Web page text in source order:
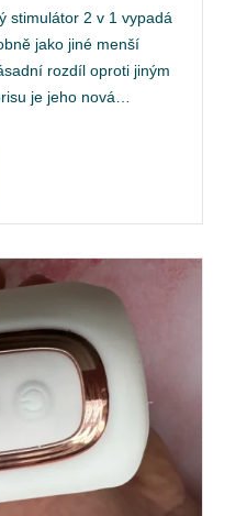
stimulátor 2 v 1 vypadá
jako jiné menší
rozdíl oproti jiným
je jeho nová…